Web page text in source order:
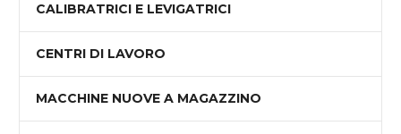
CALIBRATRICI E LEVIGATRICI
CENTRI DI LAVORO
MACCHINE NUOVE A MAGAZZINO